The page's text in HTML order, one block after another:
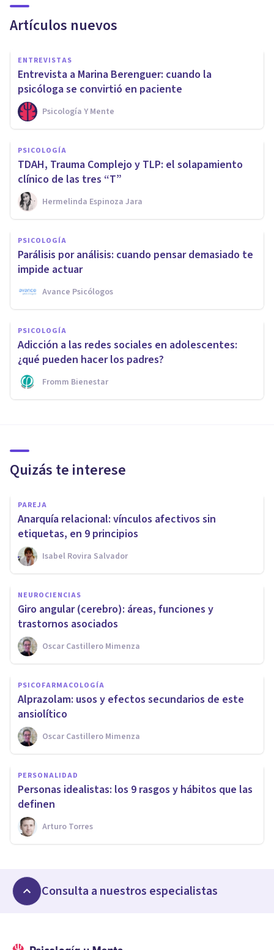
Artículos nuevos
ENTREVISTAS
Entrevista a Marina Berenguer: cuando la
psicóloga se convirtió en paciente
Psicología Y Mente
PSICOLOGÍA
TDAH, Trauma Complejo y TLP: el solapamiento
clínico de las tres “T”
Hermelinda Espinoza Jara
PSICOLOGÍA
Parálisis por análisis: cuando pensar demasiado te
impide actuar
Avance Psicólogos
PSICOLOGÍA
Adicción a las redes sociales en adolescentes:
¿qué pueden hacer los padres?
Fromm Bienestar
Quizás te interese
PAREJA
Anarquía relacional: vínculos afectivos sin
etiquetas, en 9 principios
Isabel Rovira Salvador
NEUROCIENCIAS
Giro angular (cerebro): áreas, funciones y
trastornos asociados
Oscar Castillero Mimenza
PSICOFARMACOLOGÍA
Alprazolam: usos y efectos secundarios de este
ansiolítico
Oscar Castillero Mimenza
PERSONALIDAD
Personas idealistas: los 9 rasgos y hábitos que las
definen
Arturo Torres
Consulta a nuestros especialistas